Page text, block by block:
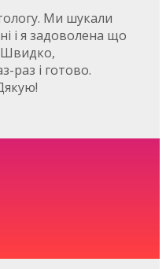
Ми шукали
і я задоволена що
Швидко,
раз і готово.